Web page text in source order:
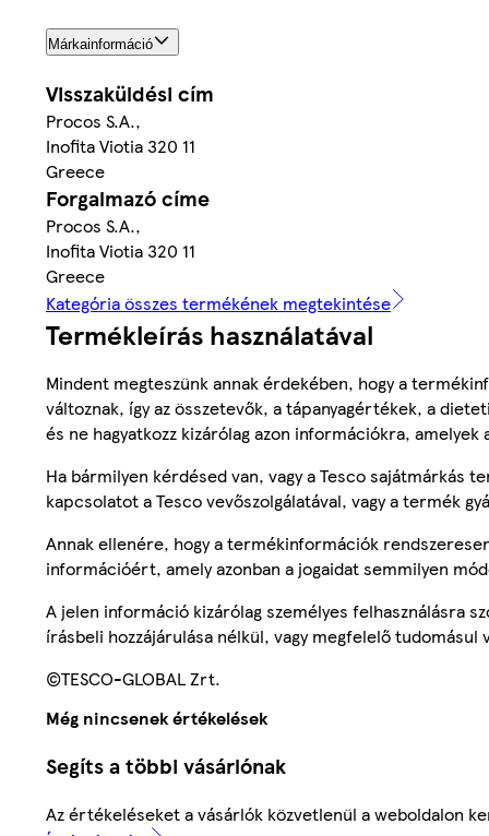
Márkainformáció
Visszaküldési cím
Procos S.A.,
Inofita Viotia 320 11
Greece
Forgalmazó címe
Procos S.A.,
Inofita Viotia 320 11
Greece
Kategória összes termékének megtekintése
Termékleírás használatával
Mindent megteszünk annak érdekében, hogy a
változnak, így az összetevők, a tápanyagértékek, a
és ne hagyatkozz kizárólag azon információkra, amelyek
Ha bármilyen kérdésed van, vagy a Tesco
kapcsolatot a Tesco vevőszolgálatával, vagy a termék
Annak ellenére, hogy a termékinformációk
információért, amely azonban a jogaidat semmilyen
A jelen információ kizárólag személyes felhasználásra
írásbeli hozzájárulása nélkül, vagy megfelelő tudomásul
©TESCO-GLOBAL Zrt.
Még nincsenek értékelések
Segíts a többi vásárlónak
Az értékeléseket a vásárlók közvetlenül a weboldalon